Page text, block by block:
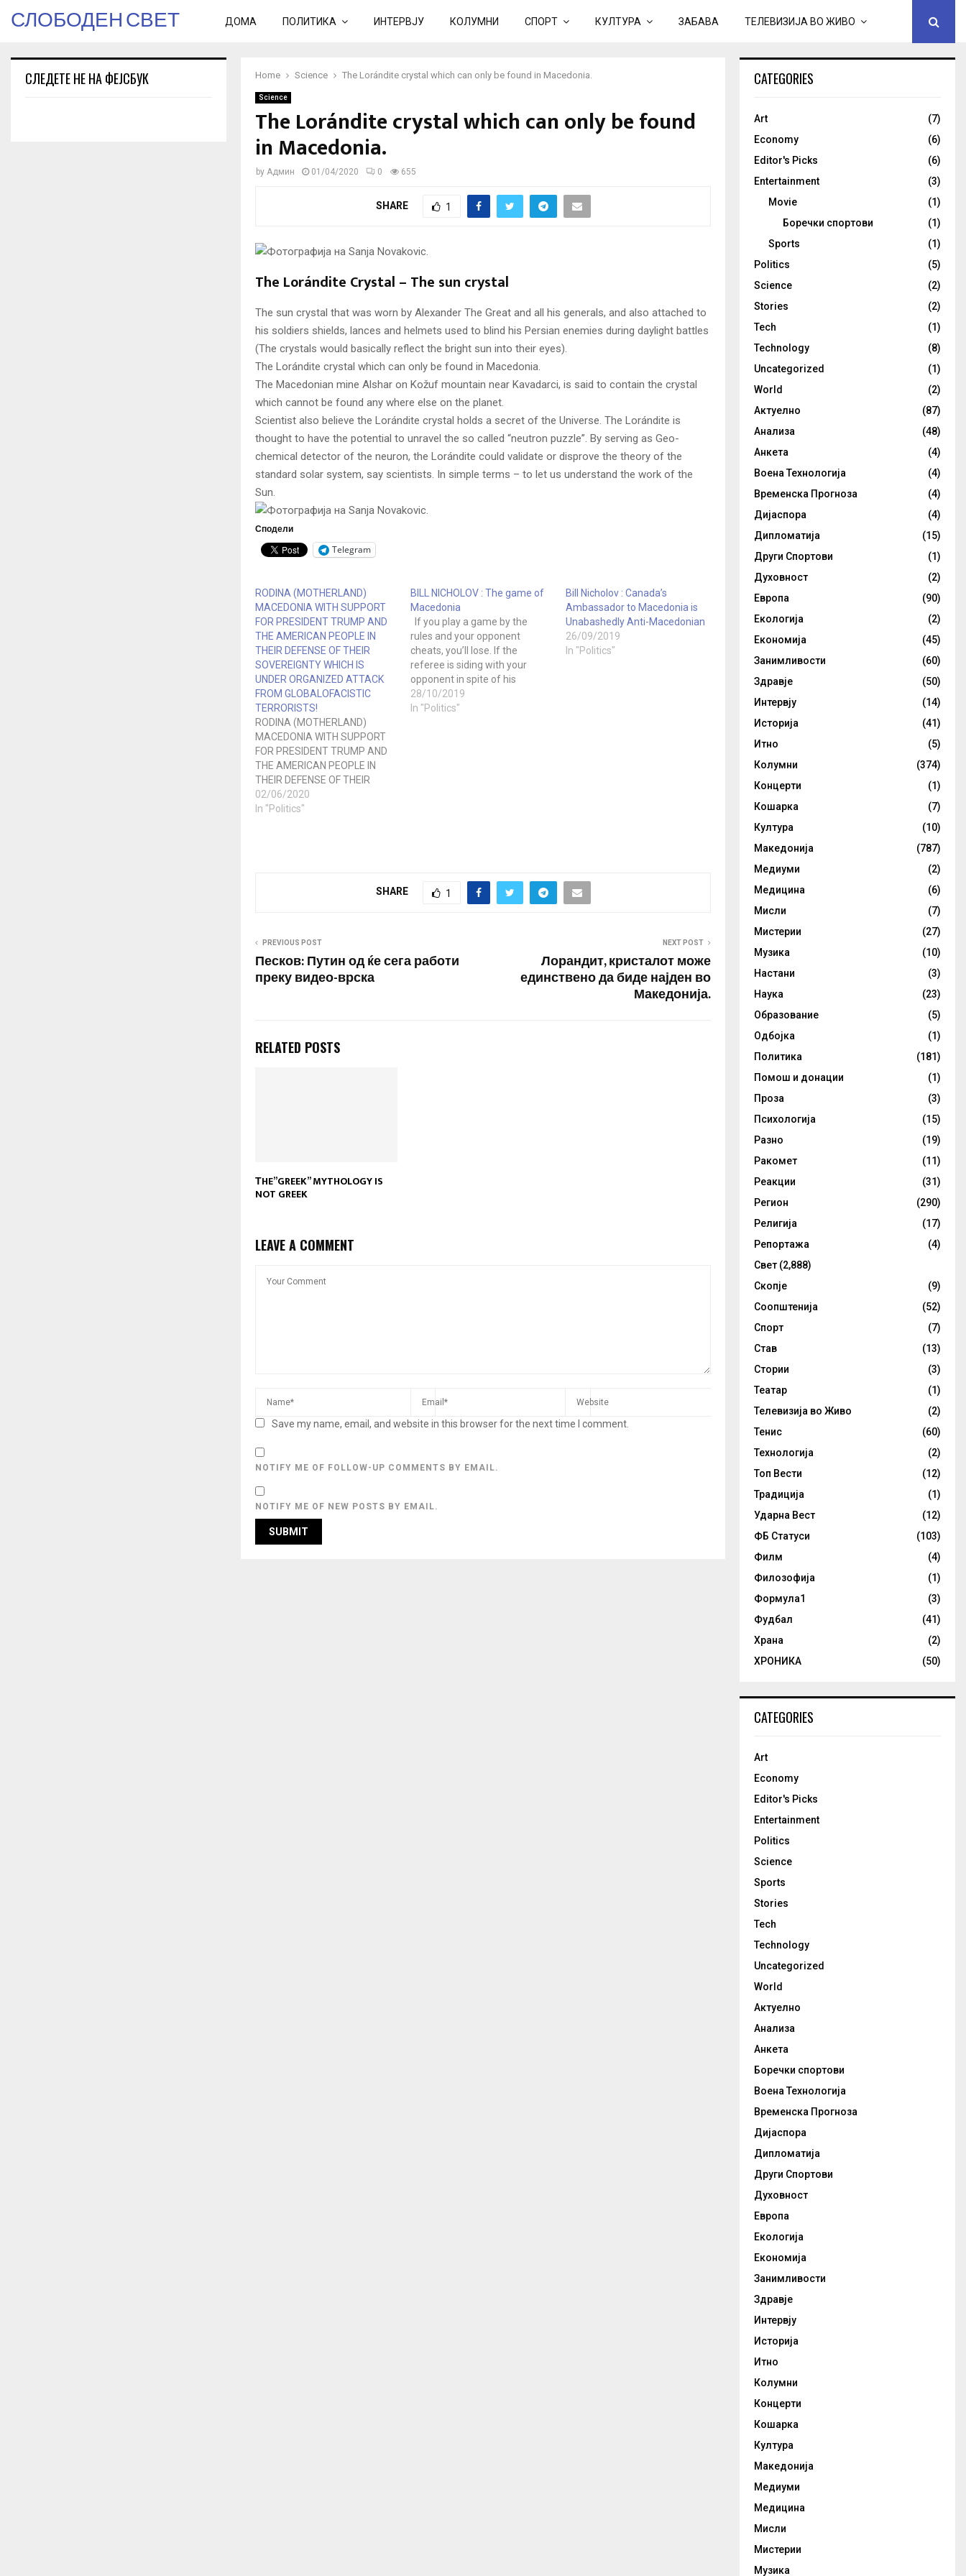
СЛОБОДЕН СВЕТ ДОМА ПОЛИТИКА ИНТЕРВЈУ КОЛУМНИ СПОРТ КУЛТУРА ЗАБАВА ТЕЛЕВИЗИЈА ВО ЖИВО
Home Science The Lorándite crystal which can only be found in Macedonia.
Science
The Lorándite crystal which can only be found
in Macedonia.
by Админ 01/04/2020 0 655
SHARE 1
The Lorándite Crystal – The sun crystal
The sun crystal that was worn by Alexander The Great and all his generals, and also attached to
his soldiers shields, lances and helmets used to blind his Persian enemies during daylight battles
(The crystals would basically reflect the bright sun into their eyes).
The Lorándite crystal which can only be found in Macedonia.
The Macedonian mine Alshar on Kožuf mountain near Kavadarci, is said to contain the crystal
which cannot be found any where else on the planet.
Scientist also believe the Lorándite crystal holds a secret of the Universe. The Lorándite is
thought to have the potential to unravel the so called “neutron puzzle”. By serving as Geo-
chemical detector of the neuron, the Lorándite could validate or disprove the theory of the
standard solar system, say scientists. In simple terms – to let us understand the work of the
Sun.
Сподели
Telegram
RODINA (MOTHERLAND)
MACEDONIA WITH SUPPORT
FOR PRESIDENT TRUMP AND
THE AMERICAN PEOPLE IN
THEIR DEFENSE OF THEIR
SOVEREIGNTY WHICH IS
UNDER ORGANIZED ATTACK
FROM GLOBALOFACISTIC
TERRORISTS!
RODINA (MOTHERLAND)
MACEDONIA WITH SUPPORT
FOR PRESIDENT TRUMP AND
THE AMERICAN PEOPLE IN
THEIR DEFENSE OF THEIR
SOVEREIGNTY WHICH IS
UNDER ORGANIZED ATTACK
and expresses strong support
their…
02/06/2020
In "Politics"
BILL NICHOLOV : The game of
Macedonia
If you play a game by the
rules and your opponent
cheats, you’ll lose. If the
referee is siding with your
opponent in spite of his
cheating, you’ll lose. Does this
mean that I’m advocating that
28/10/2019
In "Politics"
Bill Nicholov : Canada’s
Ambassador to Macedonia is
Unabashedly Anti-Macedonian
26/09/2019
In "Politics"
SHARE 1
PREVIOUS POST
Песков: Путин од ќе сега работи
преку видео-врска
NEXT POST
Лорандит, кристалот може
единствено да биде најден во
Македонија.
RELATED POSTS
ТHE”GREEK” MYTHOLOGY IS
NOT GREEK
LEAVE A COMMENT
Save my name, email, and website in this browser for the next time I comment.
NOTIFY ME OF FOLLOW-UP COMMENTS BY EMAIL.
NOTIFY ME OF NEW POSTS BY EMAIL.
СЛЕДЕТЕ НЕ НА ФЕЈСБУК CATEGORIES
Art
(7)
Economy
(6)
Editor's Picks
(6)
Entertainment
(3)
Movie
(1)
Боречки спортови
(1)
Sports
(1)
Politics
(5)
Science
(2)
Stories
(2)
Tech
(1)
Technology
(8)
Uncategorized
(1)
World
(2)
Актуелно
(87)
Анализа
(48)
Анкета
(4)
Воена Технологија
(4)
Временска Прогноза
(4)
Дијаспора
(4)
Дипломатија
(15)
Други Спортови
(1)
Духовност
(2)
Европа
(90)
Екологија
(2)
Економија
(45)
Занимливости
(60)
Здравје
(50)
Интервју
(14)
Историја
(41)
Итно
(5)
Колумни
(374)
Концерти
(1)
Кошарка
(7)
Култура
(10)
Македонија
(787)
Медиуми
(2)
Медицина
(6)
Мисли
(7)
Мистерии
(27)
Музика
(10)
Настани
(3)
Наука
(23)
Образование
(5)
Одбојка
(1)
Политика
(181)
Помош и донации
(1)
Проза
(3)
Психологија
(15)
Разно
(19)
Ракомет
(11)
Реакции
(31)
Регион
(290)
Религија
(17)
Репортажа
(4)
Свет (2,888)
Скопје
(9)
Соопштенија
(52)
Спорт
(7)
Став
(13)
Стории
(3)
Театар
(1)
Телевизија во Живо
(2)
Тенис
(60)
Технологија
(2)
Топ Вести
(12)
Традиција
(1)
Ударна Вест
(12)
ФБ Статуси
(103)
Филм
(4)
Филозофија
(1)
Формула1
(3)
Фудбал
(41)
Храна
(2)
ХРОНИКА
(50)
CATEGORIES
Art
Economy
Editor's Picks
Entertainment
Politics
Science
Sports
Stories
Tech
Technology
Uncategorized
World
Актуелно
Анализа
Анкета
Боречки спортови
Воена Технологија
Временска Прогноза
Дијаспора
Дипломатија
Други Спортови
Духовност
Европа
Екологија
Економија
Занимливости
Здравје
Интервју
Историја
Итно
Колумни
Концерти
Кошарка
Култура
Македонија
Медиуми
Медицина
Мисли
Мистерии
Музика